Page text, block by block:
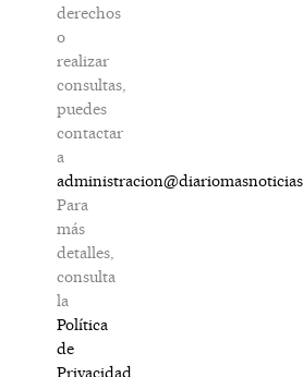
derechos
o
realizar
consultas,
puedes
contactar
a
Para
más
detalles,
consulta
la
Política
de
Privacidad